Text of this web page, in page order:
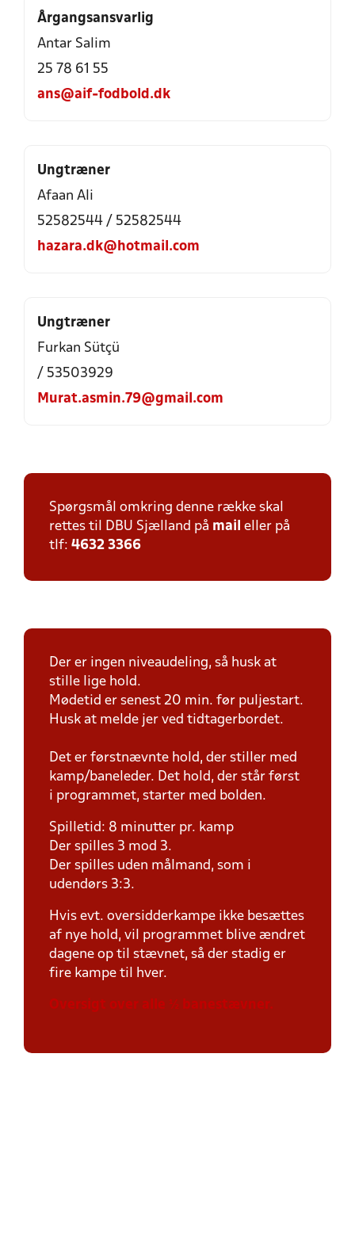
Årgangsansvarlig
Antar Salim
25 78 61 55
ans@aif-fodbold.dk
Ungtræner
Afaan Ali
52582544 / 52582544
hazara.dk@hotmail.com
Ungtræner
Furkan Sütçü
/ 53503929
Murat.asmin.79@gmail.com
Spørgsmål omkring denne række skal
rettes til DBU Sjælland på mail eller på
tlf: 4632 3366
Der er ingen niveaudeling, så husk at
stille lige hold.
Mødetid er senest 20 min. før puljestart.
Husk at melde jer ved tidtagerbordet.
Det er førstnævnte hold, der stiller med
kamp/baneleder. Det hold, der står først
i programmet, starter med bolden.
Spilletid: 8 minutter pr. kamp
Der spilles 3 mod 3.
Der spilles uden målmand, som i
udendørs 3:3.
Hvis evt. oversidderkampe ikke besættes
af nye hold, vil programmet blive ændret
dagene op til stævnet, så der stadig er
fire kampe til hver.
Oversigt over alle ½ banestævner.